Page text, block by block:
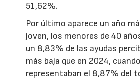
51,62%.
Por último aparece un año
joven, los menores de 40
un 8,83% de las ayudas
más baja que en 2024, cuando
representaban el 8,87% del